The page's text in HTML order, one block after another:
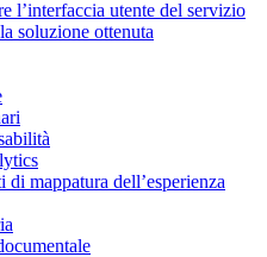
l’interfaccia utente del servizio
soluzione ottenuta
di mappatura dell’esperienza